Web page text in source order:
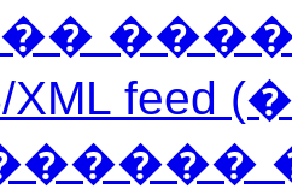
XML